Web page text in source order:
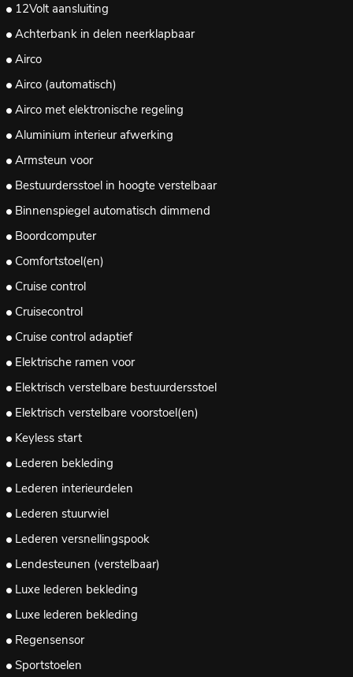
12Volt aansluiting
Achterbank in delen neerklapbaar
Airco
Airco (automatisch)
Airco met elektronische regeling
Aluminium interieur afwerking
Armsteun voor
Bestuurdersstoel in hoogte verstelbaar
Binnenspiegel automatisch dimmend
Boordcomputer
Comfortstoel(en)
Cruise control
Cruisecontrol
Cruise control adaptief
Elektrische ramen voor
Elektrisch verstelbare bestuurdersstoel
Elektrisch verstelbare voorstoel(en)
Keyless start
Lederen bekleding
Lederen interieurdelen
Lederen stuurwiel
Lederen versnellingspook
Lendesteunen (verstelbaar)
Luxe lederen bekleding
Luxe lederen bekleding
Regensensor
Sportstoelen